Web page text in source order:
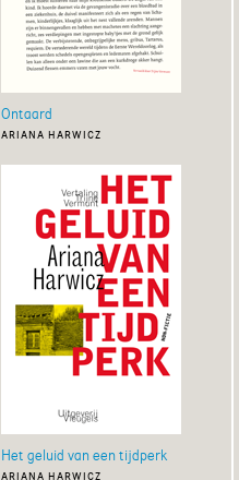
Ontaard
ariana harwicz
Het geluid van een tijdperk
ariana harwicz